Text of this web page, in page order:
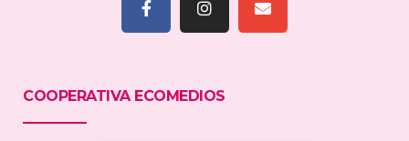
COOPERATIVA ECOMEDIOS